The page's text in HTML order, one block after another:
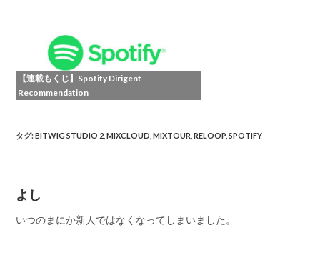
【連載もくじ】Spotify Dirigent
Recommendation
タグ:BITWIG STUDIO 2 MIXCLOUD MIXTOUR RELOOP SPOTIFY
よし
いつのまにか新人ではなくなってしまいました。